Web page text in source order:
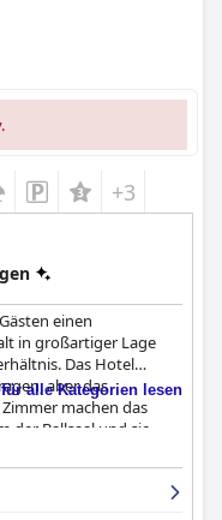
+3
einen
in großartiger Lage
Das Hotel
aber das
machen das
der Ballsaal und sie
Essen als einfach und
ist das Hotel
Urlaub.
alle Kategorien lesen